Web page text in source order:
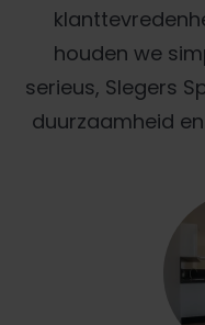
houden we
serieus, Slegers
duurzaamheid